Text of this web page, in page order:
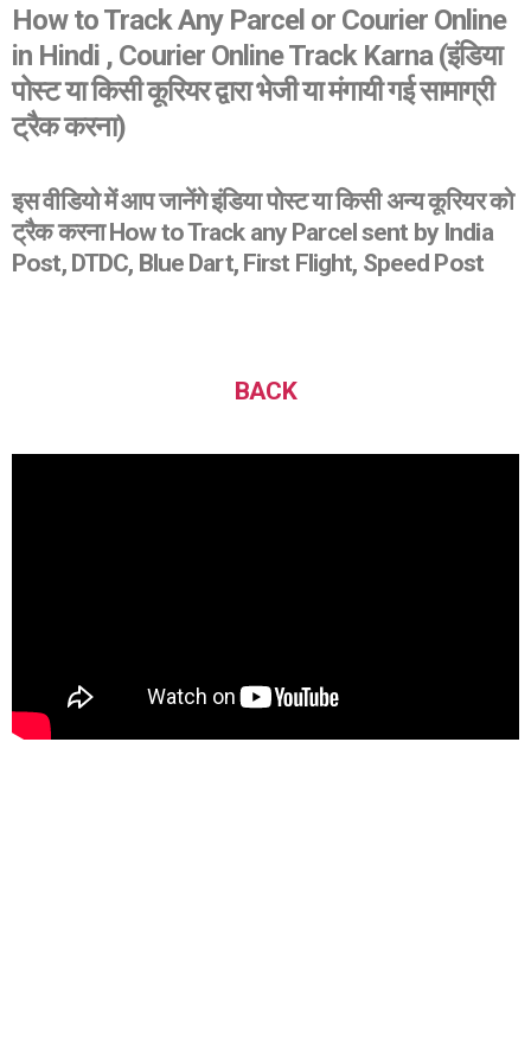
How to Track Any Parcel or Courier Online
in Hindi , Courier Online Track Karna (इंडिया
पोस्ट या किसी कूरियर द्वारा भेजी या मंगायी गई सामाग्री
ट्रैक करना)
इस वीडियो में आप जानेंगे इंडिया पोस्ट या किसी अन्य कूरियर को
ट्रैक करना How to Track any Parcel sent by India
Post, DTDC, Blue Dart, First Flight, Speed Post
BACK